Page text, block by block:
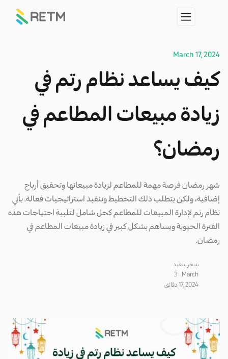
March 17, 2024
كيف يساعد نظام رتم في
زيادة مبيعات المطاعم في
رمضان؟
شهر رمضان فرصة مهمة للمطاعم لزيادة مبيعاتها وتحقيق أرباح
إضافية، ولكن يتطلب ذلك التخطيط وتنفيذ استراتيجيات فعالة. يأتي
نظام رتم لإدارة المبيعات للمطاعم كحل شامل لتلبية احتياجات هذه
الفترة الحيوية ويساهم بشكل كبير في زيادة مبيعات المطاعم في
رمضان.
سَحر سعيد
March
17, 2024
3
دقائق